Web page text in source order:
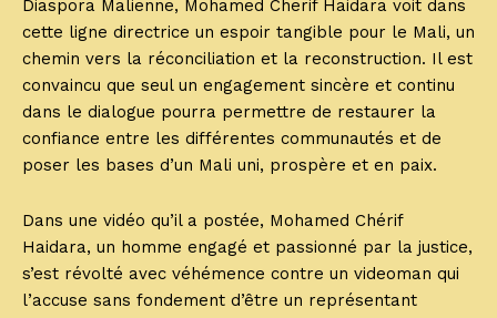
Diaspora Malienne, Mohamed Cherif Haidara voit dans
cette ligne directrice un espoir tangible pour le Mali, un
chemin vers la réconciliation et la reconstruction. Il est
convaincu que seul un engagement sincère et continu
dans le dialogue pourra permettre de restaurer la
confiance entre les différentes communautés et de
poser les bases d’un Mali uni, prospère et en paix.
Dans une vidéo qu’il a postée, Mohamed Chérif
Haidara, un homme engagé et passionné par la justice,
s’est révolté avec véhémence contre un videoman qui
l’accuse sans fondement d’être un représentant